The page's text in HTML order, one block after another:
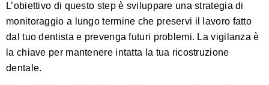
L’obiettivo di questo step è sviluppare una strategia di
monitoraggio a lungo termine che preservi il lavoro fatto
dal tuo dentista e prevenga futuri problemi. La vigilanza è
la chiave per mantenere intatta la tua ricostruzione
dentale.